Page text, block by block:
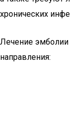
хронических
Лечение
направления: